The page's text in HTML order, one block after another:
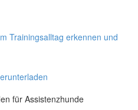
Trainingsalltag erkennen und
für Assistenzhunde